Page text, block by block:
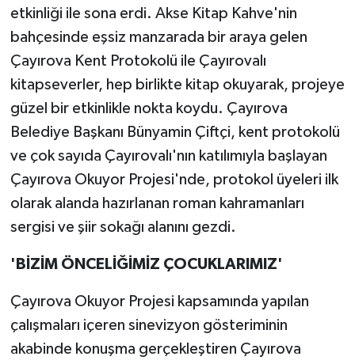
etkinliği ile sona erdi. Akse Kitap Kahve'nin
bahçesinde eşsiz manzarada bir araya gelen
Çayırova Kent Protokolü ile Çayırovalı
kitapseverler, hep birlikte kitap okuyarak, projeye
güzel bir etkinlikle nokta koydu. Çayırova
Belediye Başkanı Bünyamin Çiftçi, kent protokolü
ve çok sayıda Çayırovalı'nın katılımıyla başlayan
Çayırova Okuyor Projesi'nde, protokol üyeleri ilk
olarak alanda hazırlanan roman kahramanları
sergisi ve şiir sokağı alanını gezdi.
'BİZİM ÖNCELİĞİMİZ ÇOCUKLARIMIZ'
Çayırova Okuyor Projesi kapsamında yapılan
çalışmaları içeren sinevizyon gösteriminin
akabinde konuşma gerçekleştiren Çayırova